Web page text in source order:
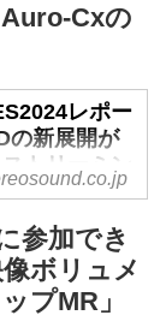
が展示されて
ィスプレイ。
N1 TV」
は本体のスタ
るのである。
まるで彫刻か
展開する -
、私を含めて
していたが、
かった。エン
メーカーへの
今、新しい展
。
は「MQA社
」――だ。投資
Cxの
レポー
の新展開が
トリーミン
Cxの音
シー・スタジ
ーシブ・フォ
参加でき
ボリュメ
プMR」